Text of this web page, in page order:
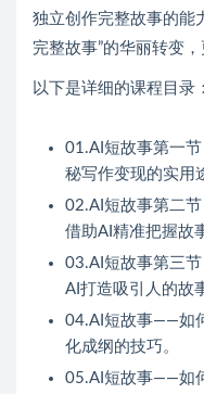
独立创作完整故事的能
完整故事”的华丽转变
以下是详细的课程目录：
01.AI短故事第一
秘写作变现的实用
02.AI短故事第二
借助AI精准把握故
03.AI短故事第三
AI打造吸引人的故
04.AI短故事——如
化成纲的技巧。
05.AI短故事——如